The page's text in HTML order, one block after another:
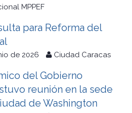
MPPEF
para Reforma del
de 2026 Ciudad Caracas
del Gobierno
reunión en la sede
de Washington